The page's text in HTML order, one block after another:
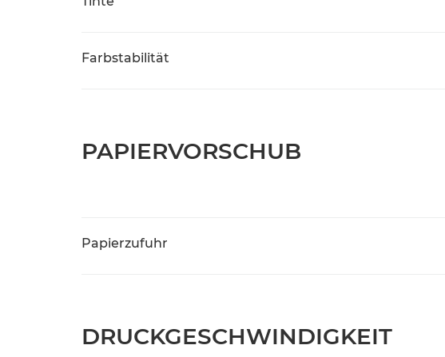
Farbstabilität
PAPIERVORSCHUB
Papierzufuhr
DRUCKGESCHWINDIGKEIT